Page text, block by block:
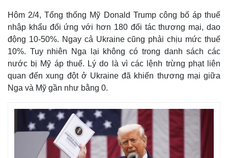
Multimedia
Hôm 2/4, Tổng thống Mỹ Donald Trump công bố áp thuế
nhập khẩu đối ứng với hơn 180 đối tác thương mại, dao
động 10-50%. Ngay cả Ukraine cũng phải chịu mức thuế
10%. Tuy nhiên Nga lại không có trong danh sách các
nước bị Mỹ áp thuế. Lý do là vì các lệnh trừng phạt liên
quan đến xung đột ở Ukraine đã khiến thương mại giữa
Nga và Mỹ gần như bằng 0.